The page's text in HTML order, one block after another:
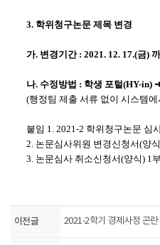
3. 학위청구논문 제목 변경
가. 변경기간 : 2021. 12. 17.(금)
나. 수정방법 : 학생 포털(HY-in)
(행정팀 제출 서류 없이 시스템
붙임 1. 2021-2 학위청구논문 심
2. 논문심사위원 변경신청서(양식
3. 논문심사 취소신청서(양식) 1부
이전글 2021-2학기 경제사정 곤